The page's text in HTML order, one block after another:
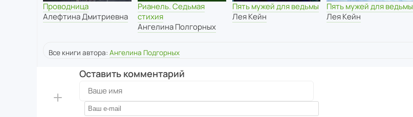
Проводница
Алефтина Дмитриевна
Рианель. Седьмая
стихия
Ангелина Полгорных
Пять мужей для ведьмы
Лея Кейн
Пять мужей для ведьмы
Лея Кейн
Все книги автора: Ангелина Подгорных
Оставить комментарий